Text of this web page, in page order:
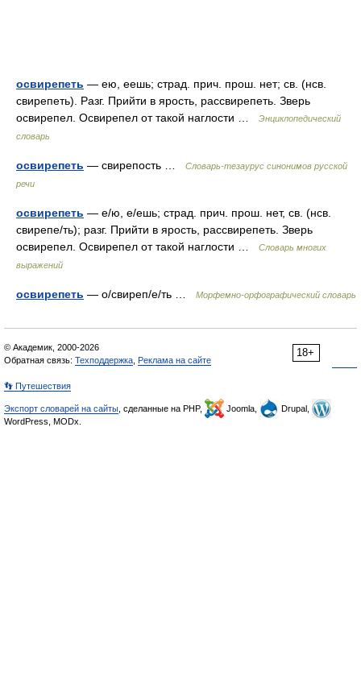
освирепеть — ею, еешь; страд. прич. прош. нет; св. (нсв.
свирепеть). Разг. Прийти в ярость, рассвирепеть. Зверь
освирепел. Освирепел от такой наглости …
Энциклопедический
словарь
освирепеть — свирепость …
Словарь-тезаурус синонимов русской
речи
освирепеть — е/ю, е/ешь; страд. прич. прош. нет, св. (нсв.
свирепе/ть); разг. Прийти в ярость, рассвирепеть. Зверь
освирепел. Освирепел от такой наглости …
Словарь многих
выражений
освирепеть — о/свиреп/е/ть … Морфемно-орфографический словарь
18+
© Академик, 2000-2026
Обратная связь: Техподдержка Реклама на сайте
👣 Путешествия
Экспорт словарей на сайты , сделанные на PHP, Joomla,
Drupal,
WordPress, MODx.